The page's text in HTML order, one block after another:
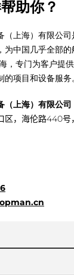
助你？
（上海）有限公
为中国几乎全部
，专门为客户提
项目和设备服务。
上海）有限公司
区，海伦路440号